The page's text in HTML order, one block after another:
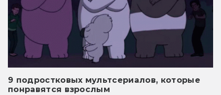
9 подростковых мультсериалов, которые
понравятся взрослым